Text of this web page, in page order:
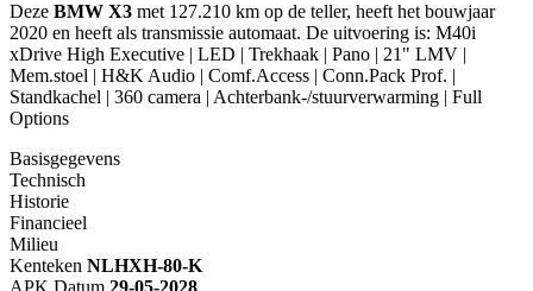
Deze BMW X3 met 127.210 km op de teller, heeft het bouwjaar
2020 en heeft als transmissie automaat. De uitvoering is: M40i
xDrive High Executive | LED | Trekhaak | Pano | 21" LMV |
Mem.stoel | H&K Audio | Comf.Access | Conn.Pack Prof. |
Standkachel | 360 camera | Achterbank-/stuurverwarming | Full
Options
Basisgegevens
Technisch
Historie
Financieel
Milieu
Kenteken NLHXH-80-K